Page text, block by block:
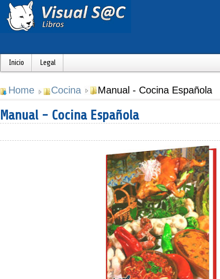
Inicio Legal
Home Cocina Manual - Cocina Española
Manual - Cocina Española